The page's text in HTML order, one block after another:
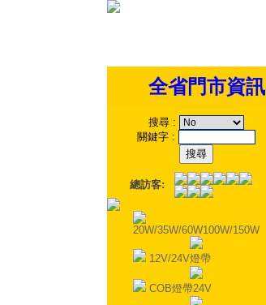
全省門市資訊
搜尋 :
關鍵字 :
總訪客:
20W/35W/60W100W/150W
12V/24V燈帶
COB燈帶24V